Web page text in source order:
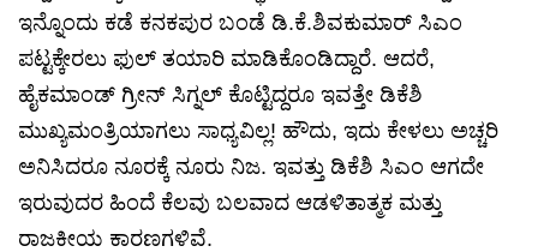
ಇನ್ನೊಂದು ಕಡೆ ಕನಕಪುರ ಬಂಡೆ ಡಿ.ಕೆ.ಶಿವಕುಮಾರ್ ಸಿಎಂ
ಪಟ್ಟಕ್ಕೇರಲು ಫುಲ್ ತಯಾರಿ ಮಾಡಿಕೊಂಡಿದ್ದಾರೆ. ಆದರೆ,
ಹೈಕಮಾಂಡ್ ಗ್ರೀನ್ ಸಿಗ್ನಲ್ ಕೊಟ್ಟಿದ್ದರೂ ಇವತ್ತೇ ಡಿಕೆಶಿ
ಮುಖ್ಯಮಂತ್ರಿಯಾಗಲು ಸಾಧ್ಯವಿಲ್ಲ! ಹೌದು, ಇದು ಕೇಳಲು ಅಚ್ಚರಿ
ಅನಿಸಿದರೂ ನೂರಕ್ಕೆ ನೂರು ನಿಜ. ಇವತ್ತು ಡಿಕೆಶಿ ಸಿಎಂ ಆಗದೇ
ಇರುವುದರ ಹಿಂದೆ ಕೆಲವು ಬಲವಾದ ಆಡಳಿತಾತ್ಮಕ ಮತ್ತು
ರಾಜಕೀಯ ಕಾರಣಗಳಿವೆ.